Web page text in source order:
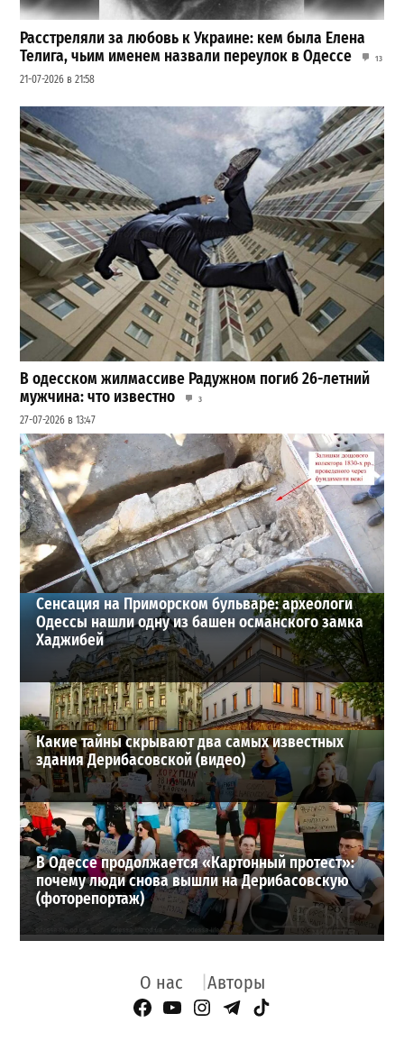
Расстреляли за любовь к Украине: кем была Елена
Телига, чьим именем назвали переулок в Одессе
13
21-07-2026 в 21:58
В одесском жилмассиве Радужном погиб 26-летний
мужчина: что известно
3
27-07-2026 в 13:47
Шезлонги, бунгало и VIP-зоны: сколько придется
заплатить за отдых в Аркадии
3
21-07-2026 в 19:23
ВИБОР РЕДАКЦИИ
Сенсация на Приморском бульваре: археологи
Одессы нашли одну из башен османского замка
Хаджибей
Какие тайны скрывают два самых известных
здания Дерибасовской (видео)
В Одессе продолжается «Картонный протест»:
почему люди снова вышли на Дерибасовскую
(фоторепортаж)
О нас Авторы
Facebook Page
YouTube
Instagram
Telegram
TikTok